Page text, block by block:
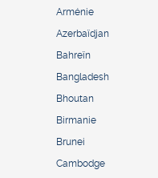
Arménie
Azerbaïdjan
Bahreïn
Bangladesh
Bhoutan
Birmanie
Brunei
Cambodge